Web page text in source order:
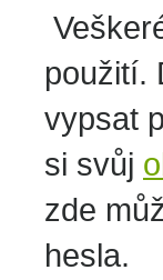
použití.
vypsat
si svůj
zde
hesla.